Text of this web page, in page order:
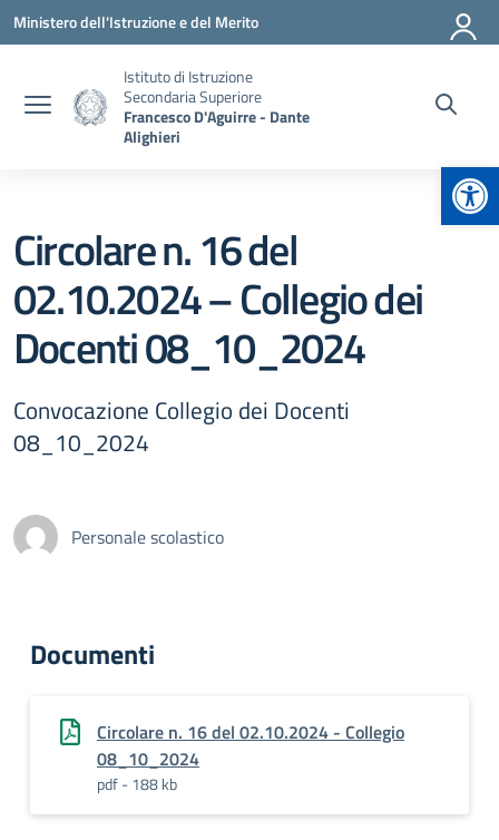
Vai ai contenuti
Vai al menu di navigazione
Vai al footer
Ministero dell'Istruzione e del Merito
Istituto di Istruzione
Secondaria Superiore
Francesco D'Aguirre - Dante
Alighieri
Circolare n. 16 del
02.10.2024 – Collegio dei
Docenti 08_10_2024
Convocazione Collegio dei Docenti
08_10_2024
Personale scolastico
Documenti
Circolare n. 16 del 02.10.2024 - Collegio
08_10_2024
pdf - 188 kb